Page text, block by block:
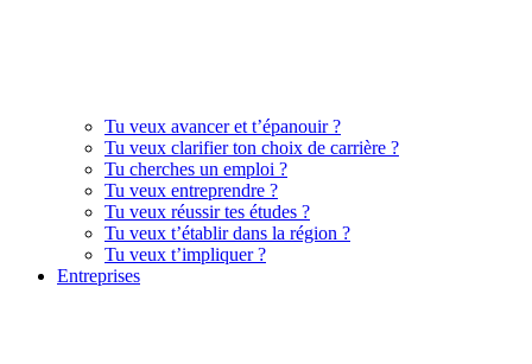
Tu veux avancer et t’épanouir ?
Tu veux clarifier ton choix de carrière ?
Tu cherches un emploi ?
Tu veux entreprendre ?
Tu veux réussir tes études ?
Tu veux t’établir dans la région ?
Tu veux t’impliquer ?
Entreprises